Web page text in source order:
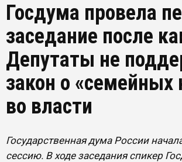
Госдума провела
заседание после
Депутаты не
закон о «семейных
во власти
Государственная дума России
сессию. В ходе заседания спикер